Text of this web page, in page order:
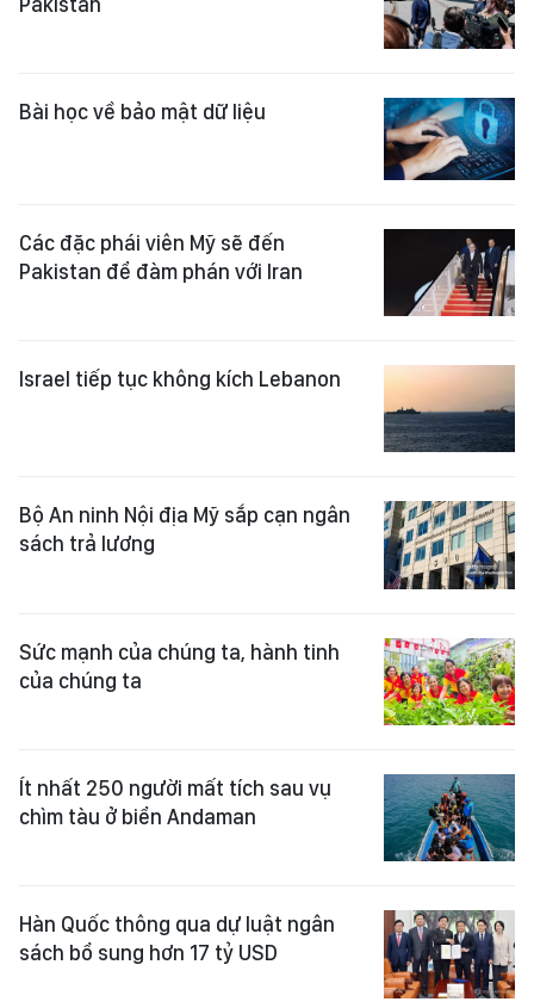
Bài học về bảo mật dữ liệu
Các đặc phái viên Mỹ sẽ đến
Pakistan để đàm phán với Iran
Israel tiếp tục không kích Lebanon
Bộ An ninh Nội địa Mỹ sắp cạn ngân
sách trả lương
Sức mạnh của chúng ta, hành tinh
của chúng ta
Ít nhất 250 người mất tích sau vụ
chìm tàu ở biển Andaman
Hàn Quốc thông qua dự luật ngân
sách bổ sung hơn 17 tỷ USD